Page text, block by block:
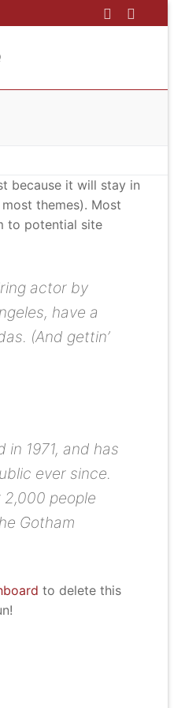
because it will stay in
themes). Most
to potential site
actor by
have a
(And gettin’
1971, and has
ever since.
2,000 people
Gotham
to delete this